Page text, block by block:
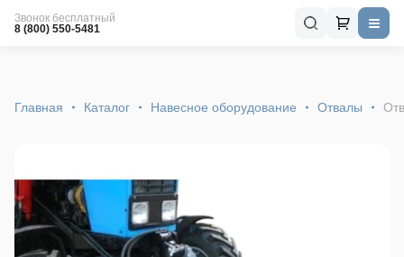
Звонок бесплатный
8 (800) 550-5481
Главная Каталог Навесное оборудование Отвалы